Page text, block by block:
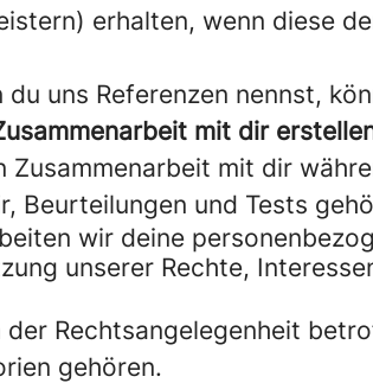
erhalten, wenn diese
du uns Referenzen nennst,
mit dir
Zusammenarbeit mit dir
Beurteilungen und Tests
wir deine
unserer Rechte,
Rechtsangelegenheit
gehören.